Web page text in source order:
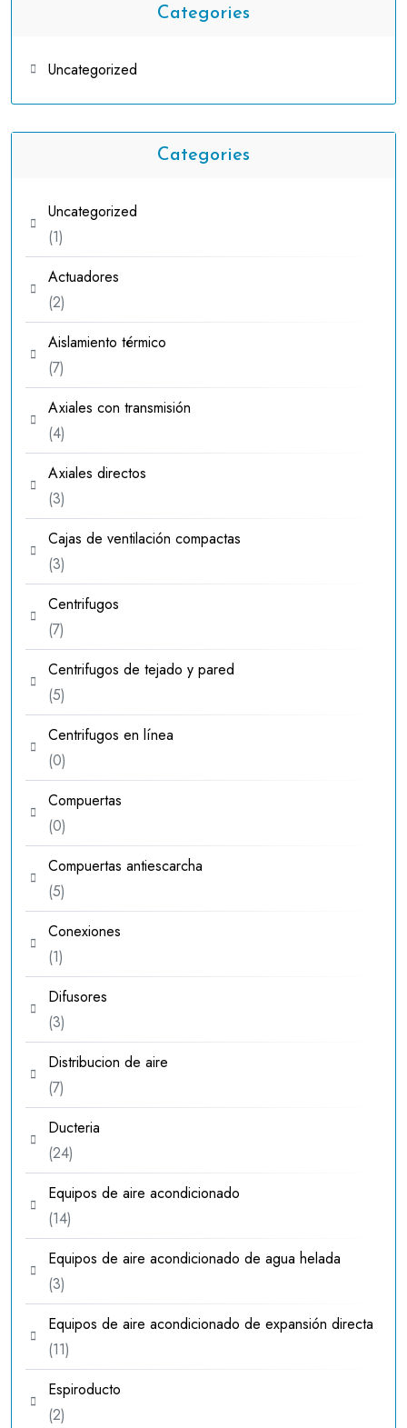
Categories
Uncategorized
Categories
Uncategorized
11
producto
Actuadores
22
productos
Aislamiento térmico
77
productos
Axiales con transmisión
44
productos
Axiales directos
33
productos
Cajas de ventilación compactas
33
productos
Centrifugos
77
productos
Centrifugos de tejado y pared
55
productos
Centrifugos en línea
00
productos
Compuertas
00
productos
Compuertas antiescarcha
55
productos
Conexiones
11
producto
Difusores
33
productos
Distribucion de aire
77
productos
Ducteria
2424
productos
Equipos de aire acondicionado
1414
productos
Equipos de aire acondicionado de agua helada
33
productos
Equipos de aire acondicionado de expansión directa
1111
productos
Espiroducto
22